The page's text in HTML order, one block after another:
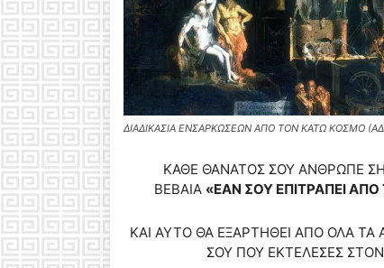
ΔΙΑΔΙΚΑΣΙΑ ΕΝΣΑΡΚΩΣΕΩΝ ΑΠΟ ΤΟΝ ΚΑΤΩ ΚΟΣΜΟ
ΚΑΘΕ ΘΑΝΑΤΟΣ ΣΟΥ ΑΝΘΡΩΠΕ
ΒΕΒΑΙΑ «ΕΑΝ ΣΟΥ ΕΠΙΤΡΑΠΕΙ
ΚΑΙ ΑΥΤΟ ΘΑ ΕΞΑΡΤΗΘΕΙ ΑΠΟ ΟΛΑ ΤΑ
ΣΟΥ ΠΟΥ ΕΚΤΕΛΕΣΕΣ